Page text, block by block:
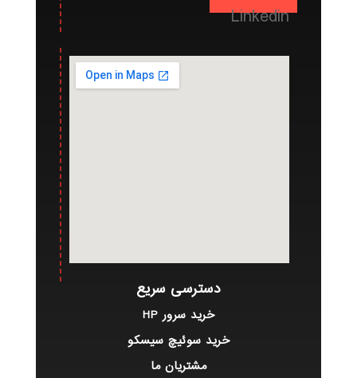
Linkedin
دسترسی سریع
خرید سرور HP
خرید سوئیچ سیسکو
مشتریان ما